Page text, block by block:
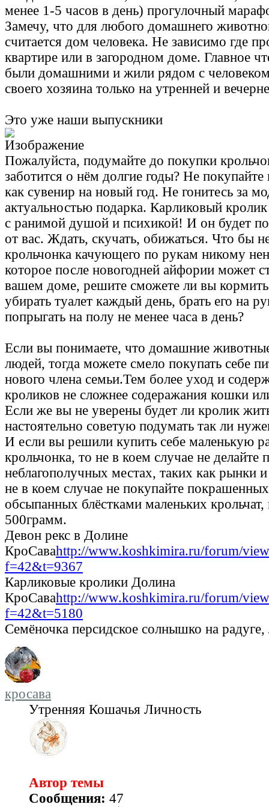
менее 1-5 часов в день) прогулочный
Замечу, что для любого домашнего
считается дом человека. Не зависимо где
квартире или в загородном доме. Главное
были домашними и жили рядом с
своего хозяина только на утренней и
Это уже наши выпускники
Пожалуйста, подумайте до покупки
заботится о нём долгие годы? Не покупайте
как сувенир на новый год. Не гонитесь за
актуальностью подарка. Карликовый
с ранимой душой и психикой! И он будет
от вас. Ждать, скучать, обижаться. Что бы
крольчонка качующего по рукам никому
которое после новогодней айфории может
вашем доме, решите сможете ли вы кормить
убирать туалет каждый день, брать его на
попрыгать на полу не менее часа в день?
Если вы понимаете, что домашние
людей, тогда можете смело покупать себе
нового члена семьи.Тем более уход и
кроликов не сложнее содеражания кошки
Если же вы не уверены будет ли кролик
настоятельно советую подумать так ли
И если вы решили купить себе маленькую
крольчонка, то не в коем случае не делайте
неблагополучных местах, таких как рынки
не в коем случае не покупайте
обсыпанных блёстками маленьких
500грамм.
Девон рекс в Долине
КроСаваhttp://www.koshkimira.ru/forum/
f=42&t=9367
Карликовые кролики Долина
КроСаваhttp://www.koshkimira.ru/forum/
f=42&t=5180
Семёночка персидское солнышко на
кросава
Утренняя Кошачья Личность
Автор темы
Сообщения: 47